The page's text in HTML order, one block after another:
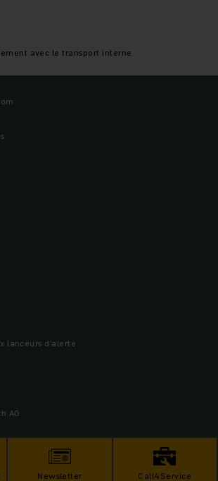
Newsletter Call4Service
avec le transport interne
lanceurs d’alerte
AG